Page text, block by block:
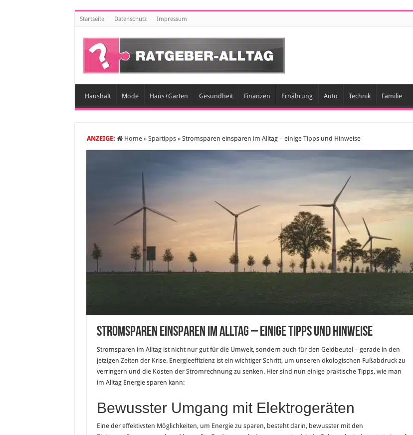
Startseite Datenschutz Impressum
Haushalt Mode Haus+Garten Gesundheit Finanzen Ernährung Auto Technik Familie
ANZEIGE: Home » Spartipps » Stromsparen einsparen im Alltag – einige Tipps und Hinweise
Stromsparen einsparen im Alltag – einige Tipps und Hinweise
Stromsparen im Alltag ist nicht nur gut für die Umwelt, sondern auch für den Geldbeutel – gerade in den
jetzigen Zeiten der Krise. Energieeffizienz ist ein wichtiger Schritt, um unseren ökologischen Fußabdruck zu
verringern und die Kosten der Stromrechnung zu senken. Hier sind nun einige praktische Tipps, wie man
im Alltag Energie sparen kann:
Bewusster Umgang mit Elektrogeräten
Eine der effektivsten Möglichkeiten, um Energie zu sparen, besteht darin, bewusster mit den